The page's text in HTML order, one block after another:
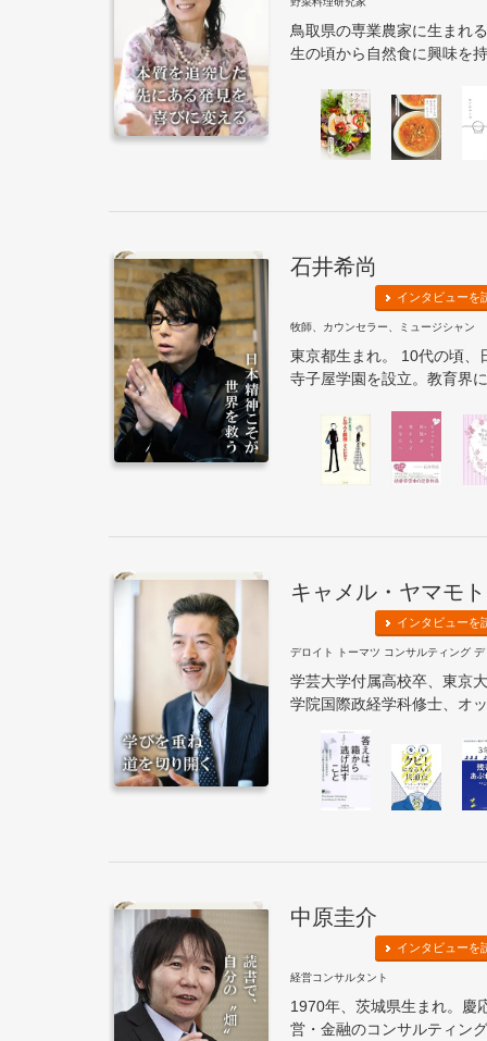
鳥取県の専業農家に生まれ
生の頃から自然食に興味を
石井希尚
インタビューを
牧師、カウンセラー、ミュージシャン
東京都生まれ。 10代の頃、
寺子屋学園を設立。教育界
キャメル・ヤマモト
インタビューを
デロイト トーマツ コンサルティング
学芸大学付属高校卒、東京
学院国際政経学科修士、オ
中原圭介
インタビューを
経営コンサルタント
1970年、茨城県生まれ。慶
営・金融のコンサルティン